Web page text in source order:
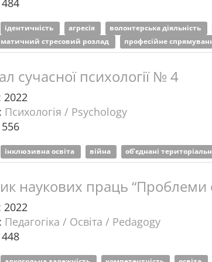
ідентичність агресія волонтерська діяльність
стресовий розлад
професійне
сучасної психології № 4
2022
Психологія / Psychology
інклюзивна освіта війна об’єднані
наукових праць “Проблеми
2022
Педагогіка / Освіта / Pedagogy